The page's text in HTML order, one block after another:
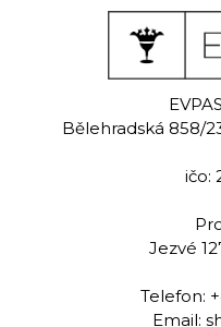
Bělehradská 858/
ičo:
Jezvé
Telefon:
Email: